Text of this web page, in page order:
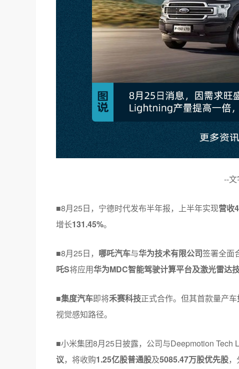
--
■8月25日，宁德时代发布半年报，上半年实现营收
增长131.45%。
■8月25日， 哪吒汽车与华为技术有限公司签署全面
吒S将应用华为MDC智能驾驶计算平台及激光雷达
■集度汽车即将禾赛科技正式合作。但其首款量产车
视觉感知路径。
■小米集团8月25日披露，公司与Deepmotion Tech
议，将收购1.25亿股普通股及5085.47万股优先股